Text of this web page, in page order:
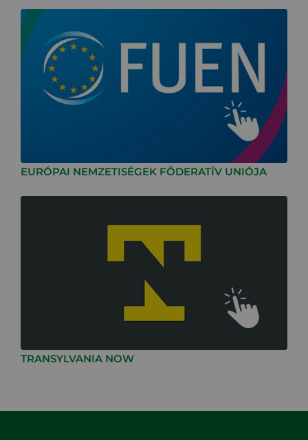
EURÓPAI NEMZETISÉGEK FÖDERATÍV UNIÓJA
TRANSYLVANIA NOW